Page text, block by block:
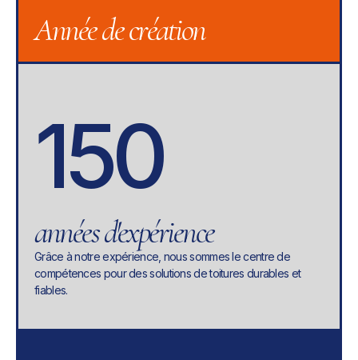
Année de création
150
années d'expérience
Grâce à notre expérience, nous sommes le centre de
compétences pour des solutions de toitures durables et
fiables.